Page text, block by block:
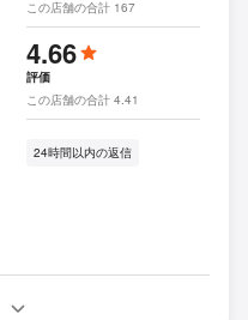
この店舗の合計 167
4.66
評価
この店舗の合計 4.41
24時間以内の返信